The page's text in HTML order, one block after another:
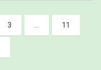
3 … 11